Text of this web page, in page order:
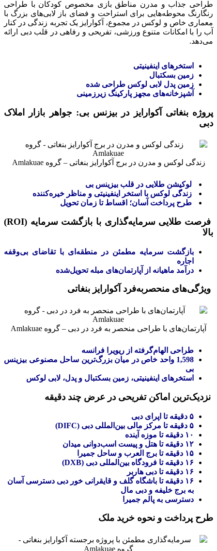
طراحی جذاب و مدرن مناطق بازی مخصوص کودکان با طراحی
رنگارنگ محوطه‌هایی برای استراحت و فضای باز لابی‌های بزرگ با
معماری خاص و لوکس در مجموع، آکوارایز یک تجربه زندگی در کنار
آب را با امکانات متنوع ورزشی، تفریحی و رفاهی در قلب دبی ارائه
می‌دهد.
استخرهای اینفینیتی
زمین بسکتبال
زمین پدل لابی لوکس طراحی شده
آشپزخانه‌های مجهز پارکینگ زیرزمینی
پروژه بنغاتی آکوارایز در بیزنس بی: جواهر بازار املاک
دبی
زندگی لوکس و مدرن در برج آکوارایز بنغاتی – گروه Amlakuae
لوکیشن طلایی در قلب بیزینس بی
زندگی لوکس با استخر اینفینیتی و مناظر خیره‌کننده
طرح پرداخت آسان؛ اقساط تا زمان تحویل
فرصت طلایی سرمایه‌گذاری با بازگشت سرمایه (ROI)
بالا
بازگشت سرمایه مطمئن در منطقه‌ای با تقاضای بی‌وقفه
اجاره
درآمد ماهیانه از آپارتمان‌های مبله تحویل‌شده
ویژگی‌های منحصر‌به‌فرد آکوارایز بنغاتی
آپارتمان‌های با طراحی منحصر به فرد در دبی – گروه Amlakuae
طراحی الهام‌گرفته از ریویرا فرانسه
1,598 واحد خاص در میان بزرگ‌ترین ساحل مصنوعی بیزینس
بی
استخرهای اینفینیتی، زمین بسکتبال و پدل، لابی لوکس
نزدیک‌ترین اماکن تفریحی در عرض چند دقیقه
۵ دقیقه تا اپرای دبی
۵ دقیقه تا مرکز مالی بین‌المللی دبی (DIFC)
۱۰ دقیقه تا موزه آینده
۱۲ دقیقه تا هتل و پیست اسب‌دوانی میدان
۱۵ دقیقه تا برج العرب و ساحل جمیرا
۱۶ دقیقه تا فرودگاه بین‌المللی دبی (DXB)
۱۶ دقیقه تا دبی هاربر
۱۶ دقیقه تا باشگاه گلف و قایقرانی خور دبی دسترسی آسان
به برج خلیفه و دبی مال
دسترسی به پالم جمیرا
طرح پرداخت و نحوه خرید ملک